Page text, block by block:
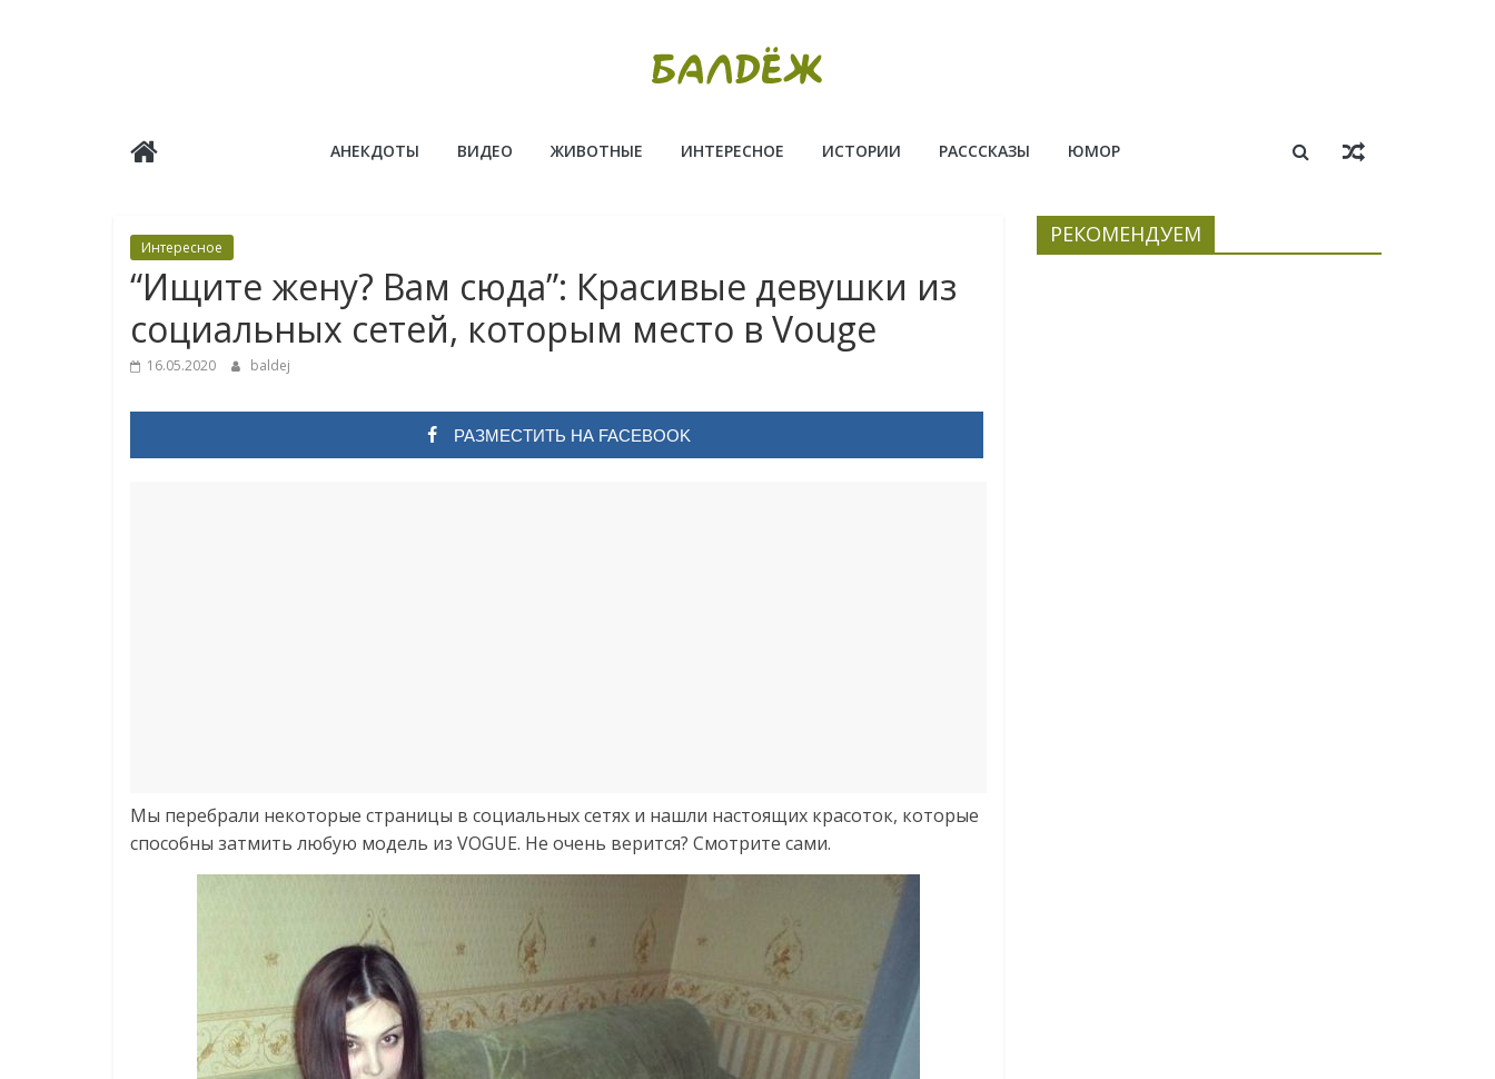
Балдёж АНЕКДОТЫ ВИДЕО ЖИВОТНЫЕ ИНТЕРЕСНОЕ ИСТОРИИ РАСССКАЗЫ ЮМОР
Интересное
“Ищите жену? Вам сюда”: Красивые девушки из
социальных сетей, которым место в Vouge
16.05.2020 baldej
РАЗМЕСТИТЬ НА FACEBOOK
Мы перебрали некоторые страницы в социальных сетях и нашли настоящих красоток, которые
способны затмить любую модель из VOGUE. Не очень верится? Смотрите сами.
РЕКОМЕНДУЕМ